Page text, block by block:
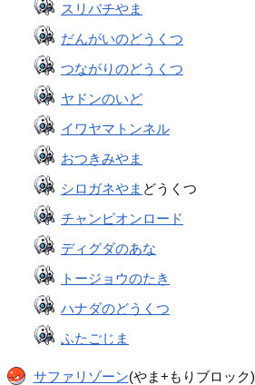
スリバチやま
だんがいのどうくつ
つながりのどうくつ
ヤドンのいど
イワヤマトンネル
おつきみやま
シロガネやま どうくつ
チャンピオンロード
ディグダのあな
トージョウのたき
ハナダのどうくつ
ふたごじま
サファリゾーン(やま+もりブロック)